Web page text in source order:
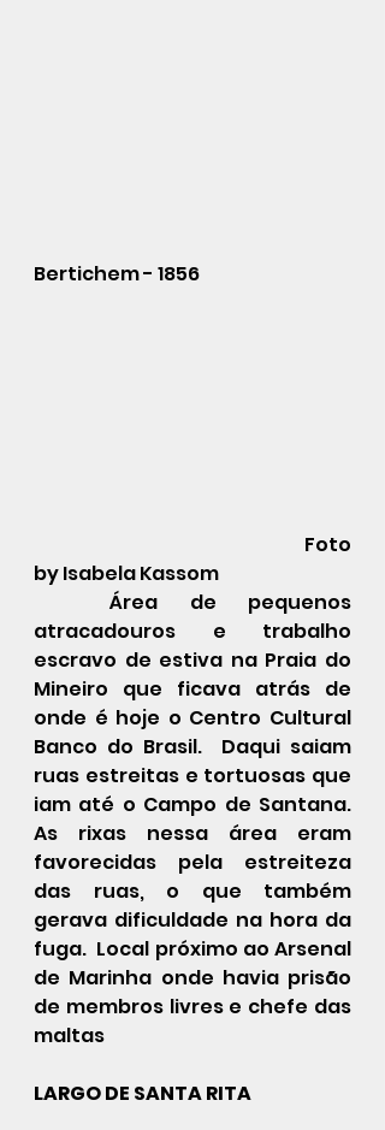
Bertichem - 1856
by Isabela Kassom
	Área de pequenos
atracadouros e trabalho
escravo de estiva na Praia do
Mineiro que ficava atrás de
onde é hoje o Centro Cultural
Banco do Brasil.  Daqui saiam
ruas estreitas e tortuosas que
iam até o Campo de Santana.
As rixas nessa área eram
favorecidas pela estreiteza
das ruas, o que também
gerava dificuldade na hora da
fuga.  Local próximo ao Arsenal
de Marinha onde havia prisão
de membros livres e chefe das
maltas
LARGO DE SANTA RITA